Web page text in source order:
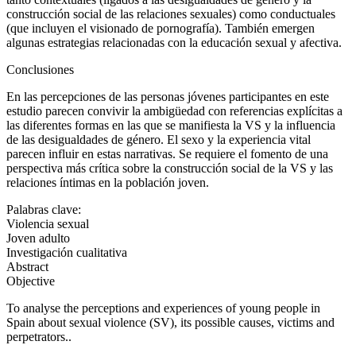
construcción social de las relaciones sexuales) como conductuales
(que incluyen el visionado de pornografía). También emergen
algunas estrategias relacionadas con la educación sexual y afectiva.
Conclusiones
En las percepciones de las personas jóvenes participantes en este
estudio parecen convivir la ambigüedad con referencias explícitas a
las diferentes formas en las que se manifiesta la VS y la influencia
de las desigualdades de género. El sexo y la experiencia vital
parecen influir en estas narrativas. Se requiere el fomento de una
perspectiva más crítica sobre la construcción social de la VS y las
relaciones íntimas en la población joven.
Palabras clave:
Violencia sexual
Joven adulto
Investigación cualitativa
Abstract
Objective
To analyse the perceptions and experiences of young people in
Spain about sexual violence (SV), its possible causes, victims and
perpetrators..